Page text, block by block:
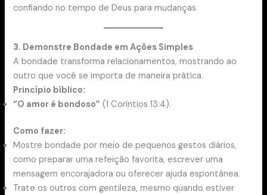
confiando no tempo de Deus para mudanças.
3. Demonstre Bondade em Ações Simples
A bondade transforma relacionamentos, mostrando ao
outro que você se importa de maneira prática.
Princípio bíblico:
“O amor é bondoso” (1 Coríntios 13:4).
Como fazer:
Mostre bondade por meio de pequenos gestos diários,
como preparar uma refeição favorita, escrever uma
mensagem encorajadora ou oferecer ajuda espontânea.
Trate os outros com gentileza, mesmo quando estiver